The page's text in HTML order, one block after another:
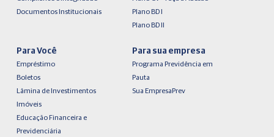
Documentos Institucionais
Plano BD I
Plano BD II
Para Você
Empréstimo
Boletos
Lâmina de Investimentos
Imóveis
Educação Financeira e
Previdenciária
Para sua empresa
Programa Previdência em
Pauta
Sua EmpresaPrev